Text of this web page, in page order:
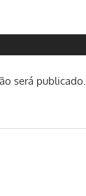
será publicado.